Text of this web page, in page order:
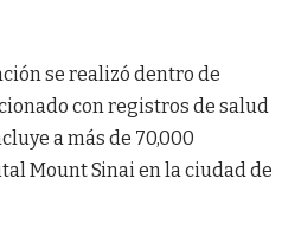
se realizó dentro de
con registros de salud
a más de 70,000
Mount Sinai en la ciudad de